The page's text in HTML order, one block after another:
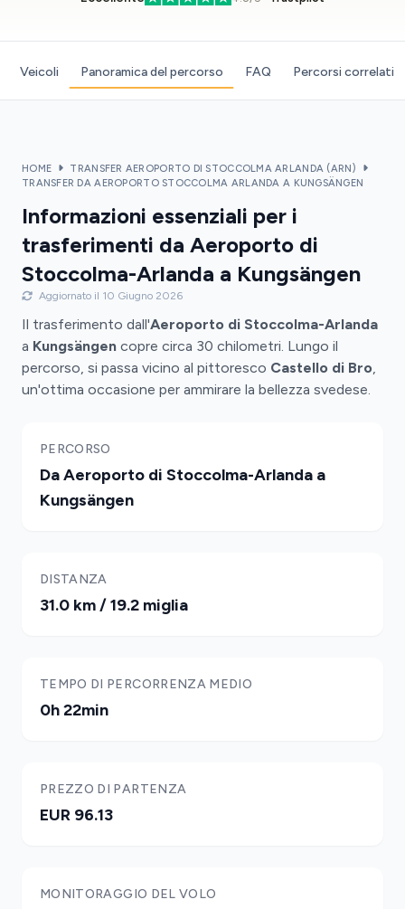
Veicoli Panoramica del percorso FAQ Percorsi correlati
HOME
TRANSFER AEROPORTO DI STOCCOLMA ARLANDA (ARN)
TRANSFER DA AEROPORTO STOCCOLMA ARLANDA A KUNGSÄNGEN
Informazioni essenziali per i
trasferimenti da Aeroporto di
Stoccolma-Arlanda a Kungsängen
Aggiornato il 10 Giugno 2026
Il trasferimento dall'Aeroporto di Stoccolma-Arlanda
a Kungsängen copre circa 30 chilometri. Lungo il
percorso, si passa vicino al pittoresco Castello di Bro,
un'ottima occasione per ammirare la bellezza svedese.
PERCORSO
Da Aeroporto di Stoccolma-Arlanda a
Kungsängen
DISTANZA
31.0 km / 19.2 miglia
TEMPO DI PERCORRENZA MEDIO
0h 22min
PREZZO DI PARTENZA
EUR 96.13
MONITORAGGIO DEL VOLO